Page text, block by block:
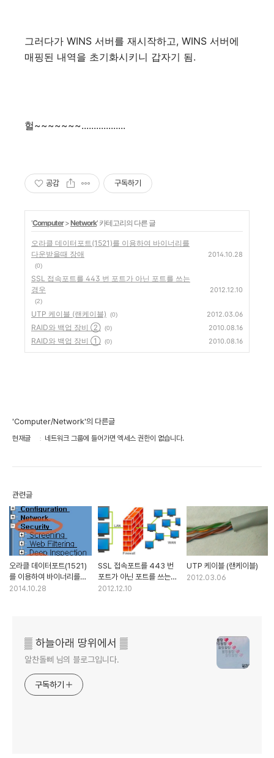
그러다가 WINS 서버를 재시작하고, WINS 서버에
매핑된 내역을 초기화시키니 갑자기 됨.
헐~~~~~~~..................
공감 구독하기
'Computer>Network' 카테고리의 다른 글
오라클 데이터포트(1521)를 이용하여 바이너리를
다운받을때 장애
(0)
2014.10.28
SSL 접속포트를 443 번 포트가 아닌 포트를 쓰는
경우
(2)
2012.12.10
UTP 케이블 (랜케이블) (0) 2012.03.06
RAID와 백업 장비 ② (0) 2010.08.16
RAID와 백업 장비 ① (0) 2010.08.16
'Computer/Network'의 다른글
현재글 네트워크 그룹에 들어가면 엑세스 권한이 없습니다.
관련글
오라클 데이터포트(1521)
를 이용하여 바이너리를
다운받을때 장애
2014.10.28
SSL 접속포트를 443 번
포트가 아닌 포트를 쓰는
경우
2012.12.10
UTP 케이블 (랜케이블)
2012.03.06
▒ 하늘아래 땅위에서 ▒
알찬돌삐 님의 블로그입니다.
구독하기